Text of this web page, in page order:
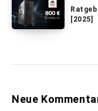
[2025]
Neue